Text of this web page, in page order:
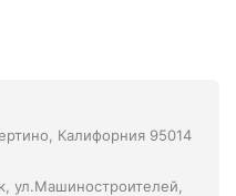
Калифорния 95014
ул.Машиностроителей,